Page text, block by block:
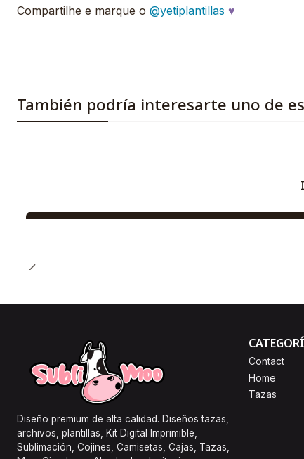
Compartilhe e marque o @yetiplantillas ♥
También podría interesarte uno de
Diseño premium de alta calidad. Diseños tazas,
archivos, plantillas, Kit Digital Imprimible,
Sublimación, Cojines, Camisetas, Cajas, Tazas,
Contact
Home
Tazas